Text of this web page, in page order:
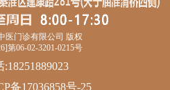
医门诊有限公司 版权
第06-02-3201-0215号
:18251889023
备17036858号-25